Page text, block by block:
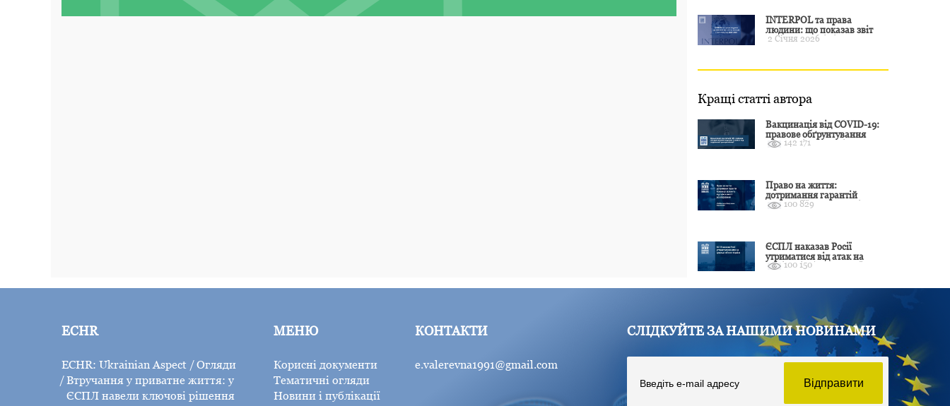
INTERPOL та права
людини: що показав звіт
CCF за 2024 рік і чого чекати
2 Січня 2026
Кращі статті автора
Вакцинація від COVID-19:
правове обґрунтування
відмови і захист від
142 171
Право на життя:
дотримання гарантій
Конвенції залежить від
100 829
ЄСПЛ наказав Росії
утриматися від атак на
цивільні об’єкти України
100 150
ECHR
ECHR: Ukrainian Aspect
Огляди
Втручання у приватне життя: у
ЄСПЛ навели ключові рішення
МЕНЮ
Корисні документи
Тематичні огляди
Новини і публікації
КОНТАКТИ
e.valerevna1991@gmail.com
СЛІДКУЙТЕ ЗА НАШИМИ НОВИНАМИ